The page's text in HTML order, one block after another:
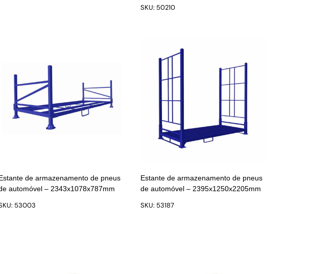
SKU: 50210
de armazenamento de pneus
automóvel – 2343x1078x787mm
53003
Estante de armazenamento de pneus
de automóvel – 2395x1250x2205mm
SKU: 53187